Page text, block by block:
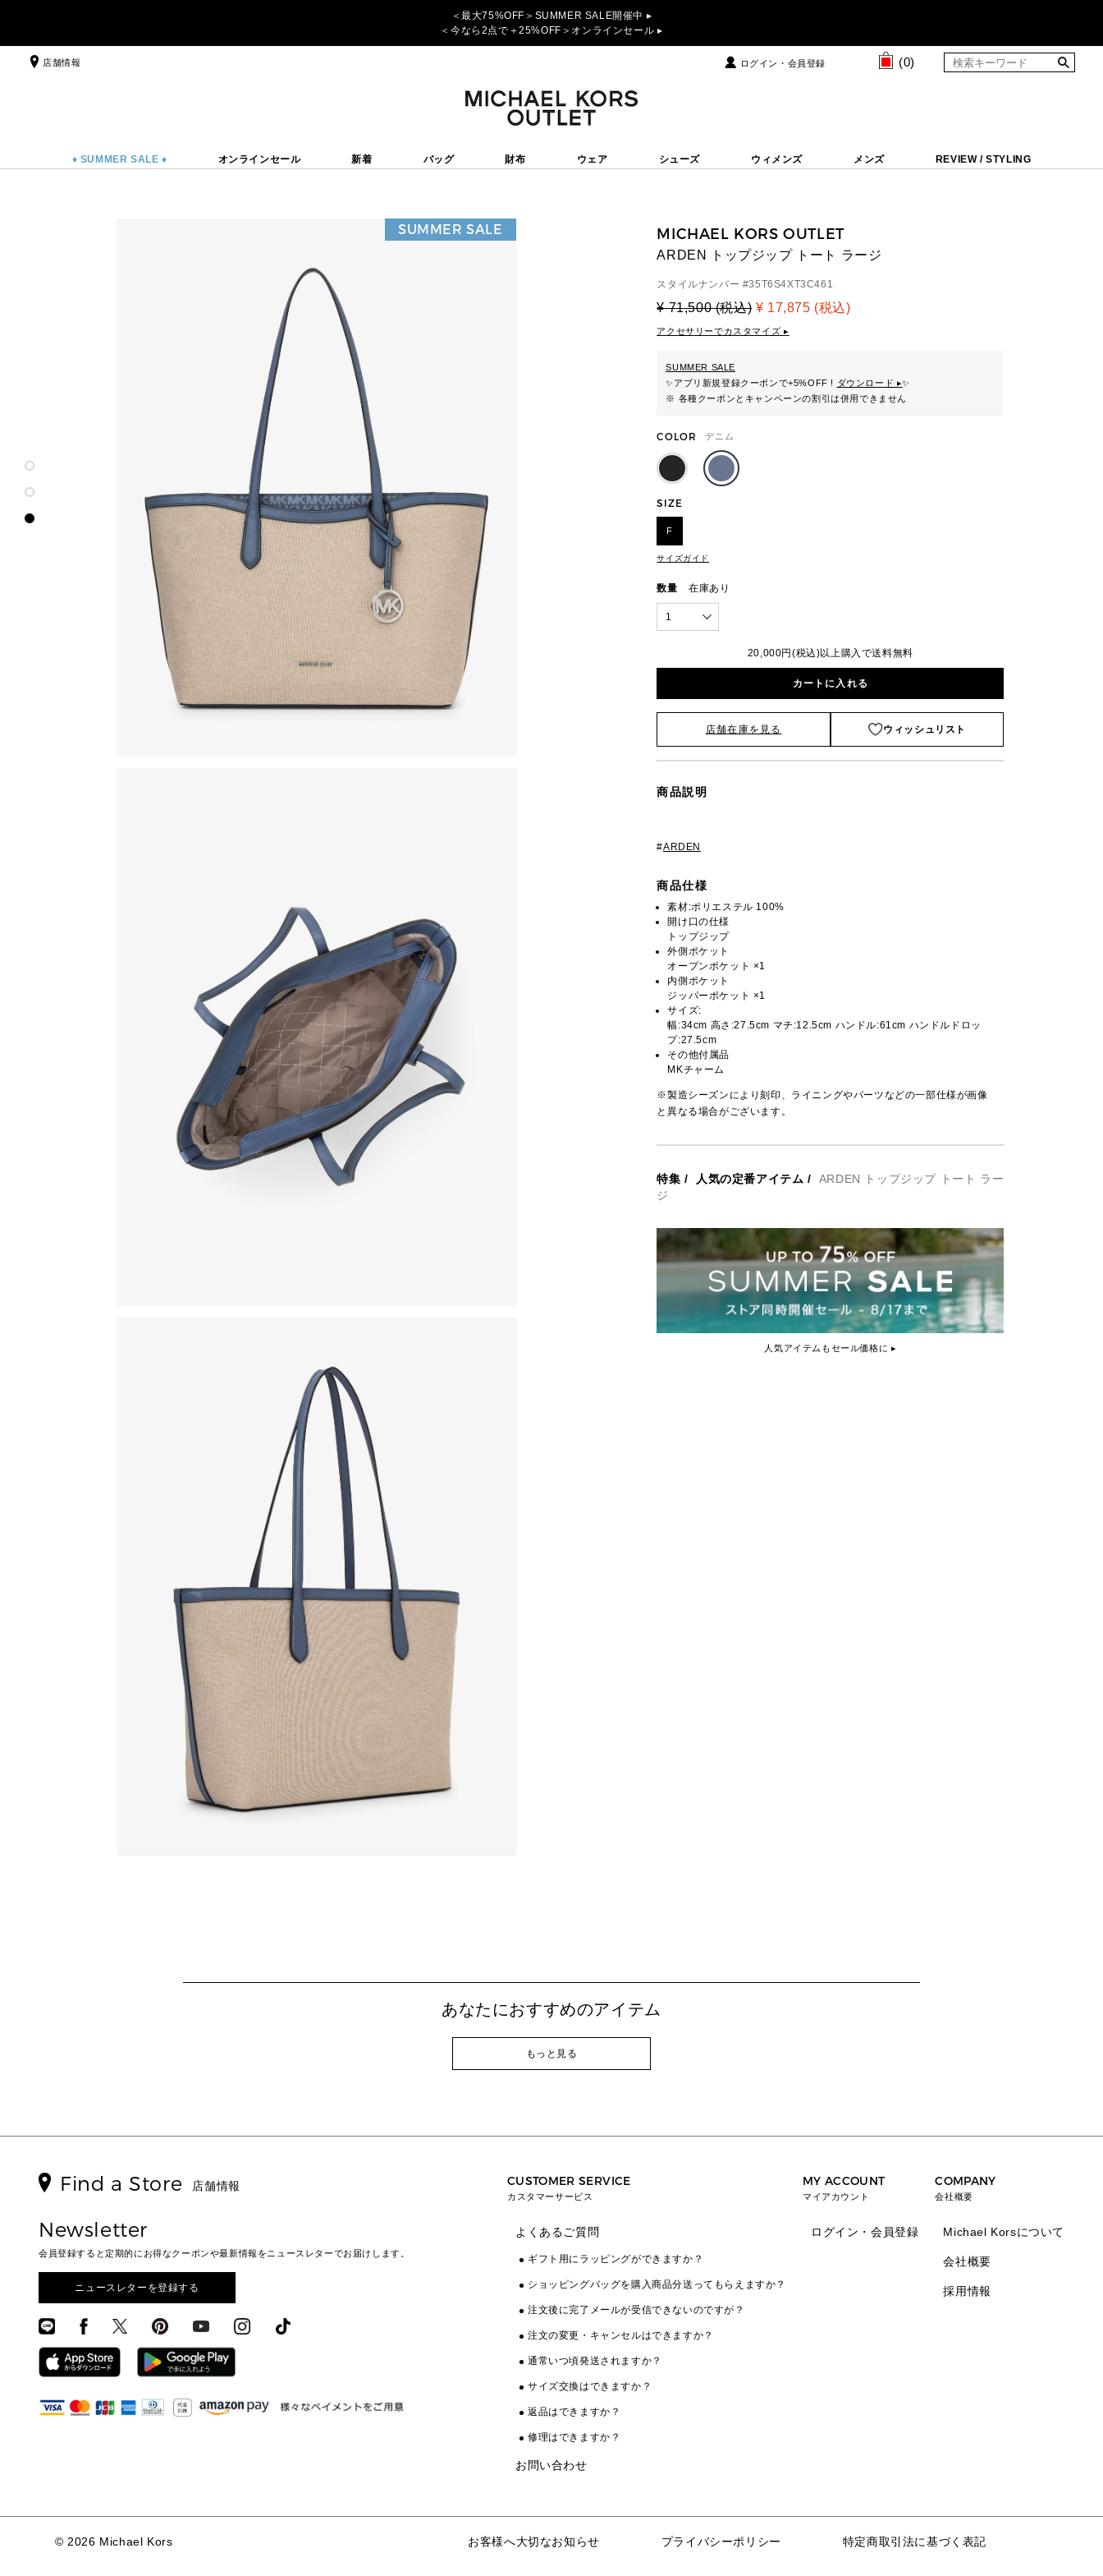
＜最大75%OFF＞SUMMER SALE開催中 ▸
＜今なら2点で＋25%OFF＞オンラインセール ▸
店舗情報 ログイン・会員登録 (0)
♦ SUMMER SALE ♦ オンラインセール 新着 バッグ 財布 ウェア シューズ ウィメンズ メンズ REVIEW / STYLING
SUMMER SALE MICHAEL KORS OUTLET
ARDEN トップジップ トート ラージ
スタイルナンバー #35T6S4XT3C461
¥ 71,500 (税込) ¥ 17,875 (税込)
アクセサリーでカスタマイズ ▸
SUMMER SALE
✨アプリ新規登録クーポンで+5%OFF ! ダウンロード ▸✨
※ 各種クーポンとキャンペーンの割引は併用できません
COLOR デニム
SIZE
F
サイズガイド
数量 在庫あり
1
20,000円(税込)以上購入で送料無料
カートに入れる
店舗在庫を見る ウィッシュリスト
商品説明
#ARDEN
商品仕様
素材:ポリエステル 100%
開け口の仕様
トップジップ
外側ポケット
オープンポケット ×1
内側ポケット
ジッパーポケット ×1
サイズ:
幅:34cm 高さ:27.5cm マチ:12.5cm ハンドル:61cm ハンドルドロッ
プ:27.5cm
その他付属品
MKチャーム
※製造シーズンにより刻印、ライニングやパーツなどの一部仕様が画像
と異なる場合がございます。
特集 / 人気の定番アイテム /
ARDEN トップジップ トート ラー
ジ
人気アイテムもセール価格に ▸
あなたにおすすめのアイテム
もっと見る
Find a Store 店舗情報
Newsletter
会員登録すると定期的にお得なクーポンや最新情報をニュースレターでお届けします。
ニュースレターを登録する
CUSTOMER SERVICE
カスタマーサービス
よくあるご質問
ギフト用にラッピングができますか？
ショッピングバッグを購入商品分送ってもらえますか？
注文後に完了メールが受信できないのですが？
注文の変更・キャンセルはできますか？
通常いつ頃発送されますか？
サイズ交換はできますか？
返品はできますか？
修理はできますか？
お問い合わせ
MY ACCOUNT
マイアカウント
ログイン・会員登録
COMPANY
会社概要
Michael Korsについて
会社概要
採用情報
© 2026 Michael Kors お客様へ大切なお知らせ プライバシーポリシー 特定商取引法に基づく表記